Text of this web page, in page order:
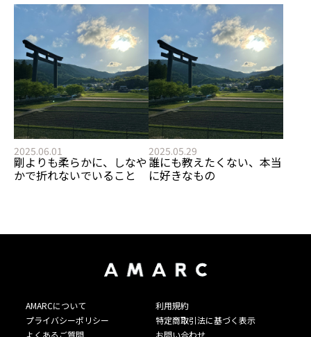
2025.06.01
剛よりも柔らかに、しなや
かで折れないでいること
2025.05.29
誰にも教えたくない、本当
に好きなもの
AMARCについて
利用規約
プライバシーポリシー
特定商取引法に基づく表示
よくあるご質問
お問い合わせ